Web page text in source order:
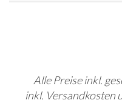
Alle Preise inkl.
inkl. Versandkosten